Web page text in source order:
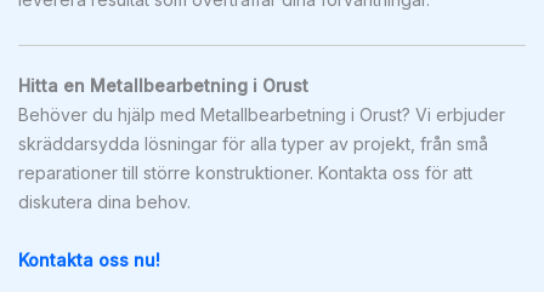
Hitta en Metallbearbetning i Orust
Behöver du hjälp med Metallbearbetning i Orust? Vi erbjuder
skräddarsydda lösningar för alla typer av projekt, från små
reparationer till större konstruktioner. Kontakta oss för att
diskutera dina behov.
Kontakta oss nu!